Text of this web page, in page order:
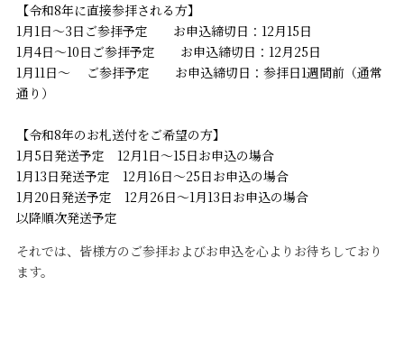
【令和8年に直接参拝される方】
1月1日～3日ご参拝予定 お申込締切日：12月15日
1月4日～10日ご参拝予定 お申込締切日：12月25日
1月11日～ ご参拝予定 お申込締切日：参拝日1週間前（通常
通り）
【令和8年のお札送付をご希望の方】
1月5日発送予定 12月1日～15日お申込の場合
1月13日発送予定 12月16日～25日お申込の場合
1月20日発送予定 12月26日～1月13日お申込の場合
以降順次発送予定
それでは、皆様方のご参拝およびお申込を心よりお待ちしており
ます。